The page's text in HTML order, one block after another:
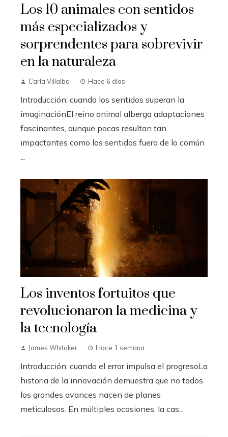
Los 10 animales con sentidos
más especializados y
sorprendentes para sobrevivir
en la naturaleza
Carla Villalba Hace 6 días
Introducción: cuando los sentidos superan la
imaginaciónEl reino animal alberga adaptaciones
fascinantes, aunque pocas resultan tan
impactantes como los sentidos fuera de lo común
Los inventos fortuitos que
revolucionaron la medicina y
la tecnología
James Whitaker Hace 1 semana
Introducción: cuando el error impulsa el progresoLa
historia de la innovación demuestra que no todos
los grandes avances nacen de planes
meticulosos. En múltiples ocasiones, la cas...